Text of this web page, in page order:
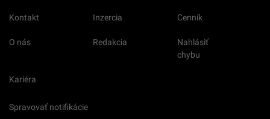
Kontakt Inzercia Cenník
O nás Redakcia
Nahlásiť
chybu
Kariéra
Spravovať notifikácie